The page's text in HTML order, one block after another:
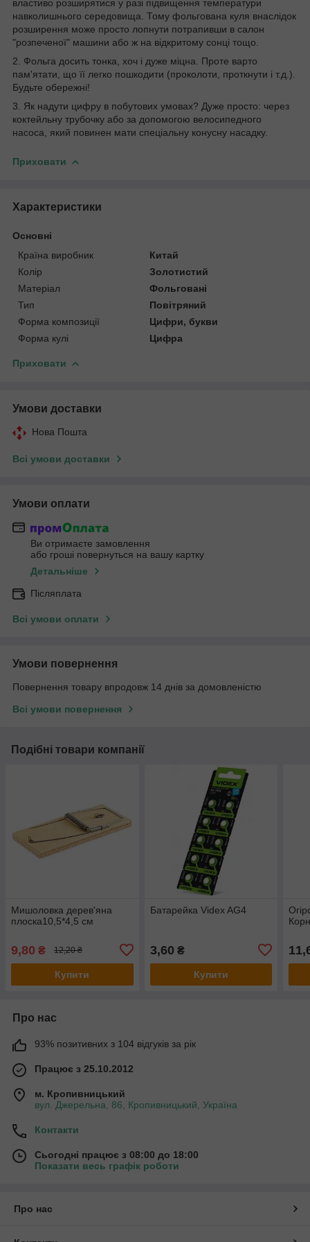
властиво розширятися у разі підвищення температури
навколишнього середовища. Тому фольгована куля внаслідок
розширення може просто лопнути потрапивши в салон
"розпеченої" машини або ж на відкритому сонці тощо.
2. Фольга досить тонка, хоч і дуже міцна. Проте варто
пам'ятати, що її легко пошкодити (проколоти, проткнути і т.д.).
Будьте обережні!
3. Як надути цифру в побутових умовах? Дуже просто: через
коктейльну трубочку або за допомогою велосипедного
насоса, який повинен мати спеціальну конусну насадку.
Приховати
Характеристики
Основні
Країна виробник
Китай
Колір
Золотистий
Матеріал
Фольговані
Тип
Повітряний
Форма композиції
Цифри, букви
Форма кулі
Цифра
Приховати
Умови доставки
Нова Пошта
Всі умови доставки
Умови оплати
Ви отримаєте замовлення
або гроші повернуться на вашу картку
Детальніше
Післяплата
Всі умови оплати
Умови повернення
Повернення товару впродовж 14 днів за домовленістю
Всі умови повернення
Подібні товари компанії
Мишоловка дерев'яна
плоска10,5*4,5 см
9,80 ₴ 12,20 ₴
Купити
Батарейка Videx AG4
3,60 ₴
Купити
Про нас
93% позитивних з 104 відгуків за рік
Працює з 25.10.2012
м. Кропивницький
вул. Джерельна, 86, Кропивницький, Україна
Контакти
Сьогодні працює з 08:00 до 18:00
Показати весь графік роботи
Про нас